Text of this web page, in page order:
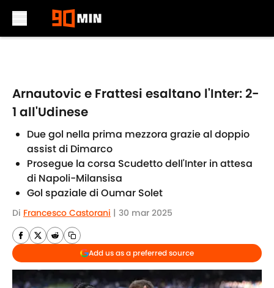
Arnautovic e Frattesi esaltano l'Inter: 2-
1 all'Udinese
Due gol nella prima mezzora grazie al doppio
assist di Dimarco
Prosegue la corsa Scudetto dell'Inter in attesa
di Napoli-Milansisa
Gol spaziale di Oumar Solet
Di Francesco Castorani | 30 mar 2025
Add us as a preferred source